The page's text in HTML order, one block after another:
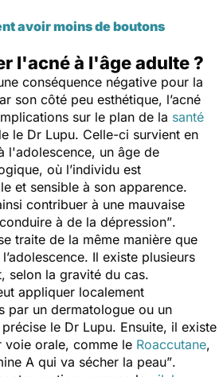
avoir moins de boutons
l'acné à l'âge adulte ?
conséquence négative pour la
son côté peu esthétique, l’acné
sur le plan de la santé
le Dr Lupu. Celle-ci survient en
l'adolescence, un âge de
où l’individu est
et sensible à son apparence.
contribuer à une mauvaise
à de la dépression”.
traite de la même manière que
Il existe plusieurs
selon la gravité du cas.
appliquer localement
par un dermatologue ou un
précise le Dr Lupu. Ensuite, il existe
voie orale, comme le Roaccutane,
A qui va sécher la peau”.